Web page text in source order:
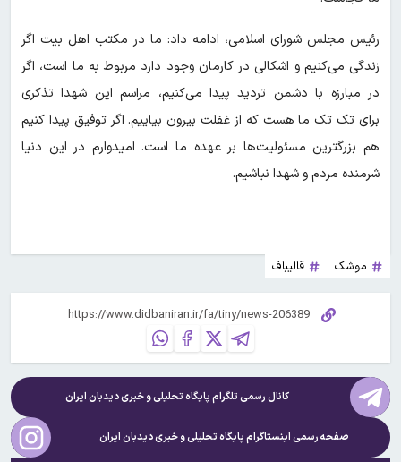
رئیس مجلس شورای اسلامی، ادامه داد: ما در مکتب اهل بیت اگر
زندگی می‌کنیم و اشکالی در کارمان وجود دارد مربوط به ما است، اگر
در مبارزه با دشمن تردید پیدا می‌کنیم، مراسم این شهدا تذکری
برای تک تک ما هست که از غفلت بیرون بیاییم. اگر توفیق پیدا کنیم
هم بزرگترین مسئولیت‌ها بر عهده ما است. امیدوارم در این دنیا
شرمنده مردم و شهدا نباشیم.
موشک قالیباف
کانال رسمی تلگرام پایگاه تحلیلی و خبریدیدبان ایران
صفحه رسمی اینستاگرام پایگاه تحلیلی و خبریدیدبان ایران